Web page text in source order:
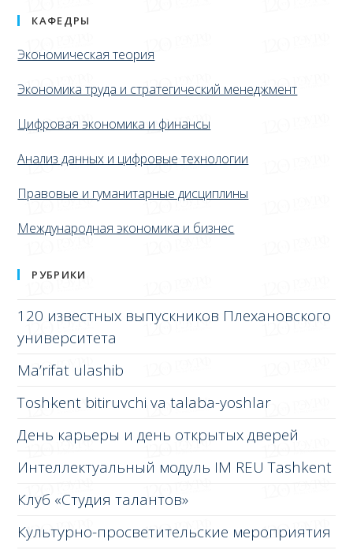
КАФЕДРЫ
Экономическая теория
Экономика труда и стратегический менеджмент
Цифровая экономика и финансы
Анализ данных и цифровые технологии
Правовые и гуманитарные дисциплины
Международная экономика и бизнес
РУБРИКИ
120 известных выпускников Плехановского
университета
Ma’rifat ulashib
Toshkent bitiruvchi va talaba-yoshlar
День карьеры и день открытых дверей
Интеллектуальный модуль IM REU Tashkent
Клуб «Студия талантов»
Культурно-просветительские мероприятия